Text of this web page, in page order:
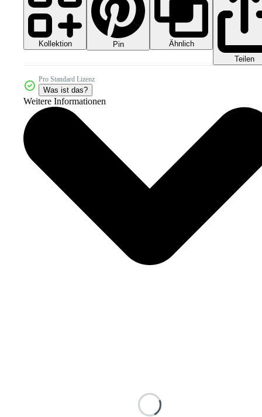
Kollektion Pin
Ähnlich
Teilen
Pro Standard Lizenz
Was ist das?
Weitere Informationen